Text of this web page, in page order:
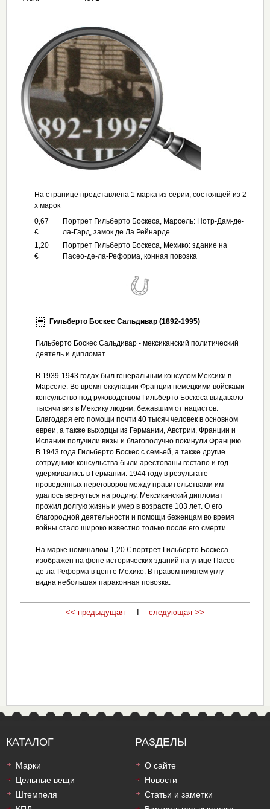
На странице представлена 1 марка из серии, состоящей из 2-
х марок
0,67
€
Портрет Гильберто Боскеса, Марсель: Нотр-Дам-де-
ла-Гард, замок де Ла Рейнарде
1,20
€
Портрет Гильберто Боскеса, Мехико: здание на
Пасео-де-ла-Реформа, конная повозка
Гильберто Боскес Сальдивар (1892-1995)
Гильберто Боскес Сальдивар - мексиканский политический
деятель и дипломат.
В 1939-1943 годах был генеральным консулом Мексики в
Марселе. Во время оккупации Франции немецкими войсками
консульство под руководством Гильберто Боскеса выдавало
тысячи виз в Мексику людям, бежавшим от нацистов.
Благодаря его помощи почти 40 тысяч человек в основном
евреи, а также выходцы из Германии, Австрии, Франции и
Испании получили визы и благополучно покинули Францию.
В 1943 года Гильберто Боскес с семьей, а также другие
сотрудники консульства были арестованы гестапо и год
удерживались в Германии. 1944 году в результате
проведенных переговоров между правительствами им
удалось вернуться на родину. Мексиканский дипломат
прожил долгую жизнь и умер в возрасте 103 лет. О его
благородной деятельности и помощи беженцам во время
войны стало широко известно только после его смерти.
На марке номиналом 1,20 € портрет Гильберто Боскеса
изображен на фоне исторических зданий на улице Пасео-
де-ла-Реформа в центе Мехико. В правом нижнем углу
видна небольшая параконная повозка.
<< предыдущая следующая >>
КАТАЛОГ
Марки
Цельные вещи
Штемпеля
РАЗДЕЛЫ
О сайте
Новости
Статьи и заметки